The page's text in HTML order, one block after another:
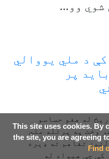
شوي وو...
د ملي یووالي
پر
له هغو حساسو
وخت په پرتله ملي
تفاهم ته ډېره
کې چې هېواد له
This site uses cookies. By
the site, you are agreeing
Find